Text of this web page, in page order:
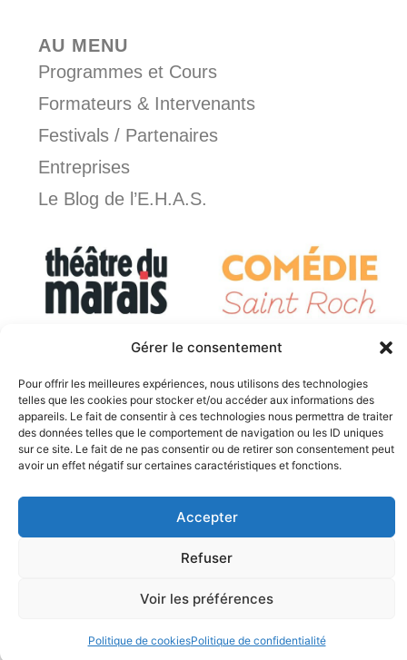
Gérer le consentement
Pour offrir les meilleures expériences, nous utilisons des technologies
telles que les cookies pour stocker et/ou accéder aux informations des
appareils. Le fait de consentir à ces technologies nous permettra de traiter
des données telles que le comportement de navigation ou les ID uniques
sur ce site. Le fait de ne pas consentir ou de retirer son consentement peut
avoir un effet négatif sur certaines caractéristiques et fonctions.
Accepter
Refuser
Voir les préférences
Politique de cookiesPolitique de confidentialité
AU MENU
Programmes et Cours
Formateurs & Intervenants
Festivals / Partenaires
Entreprises
Le Blog de l’E.H.A.S.
© E.H.A.S. 2026
Mentions Légales|Politique de confidentialité|Politique de
Conditions Générales de Vente